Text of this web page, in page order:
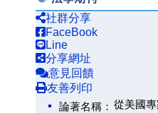
社群分享
FaceBook
Line
分享網址
意見回饋
友善列印
論著名稱： 從美國